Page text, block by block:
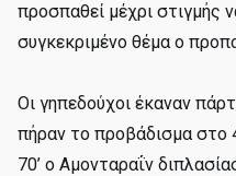
προσπαθεί μέχρι στιγμής
συγκεκριμένο θέμα ο
Οι γηπεδούχοι έκαναν
πήραν το προβάδισμα στο
70’ ο Αμονταραΐν